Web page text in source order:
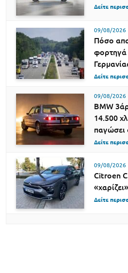
Δείτε
09/08/2026
Πόσο
φορτηγά
Δείτε
09/08/2026
BMW
14.500
παγώσει
Δείτε
09/08/2026
Citroen
Δείτε